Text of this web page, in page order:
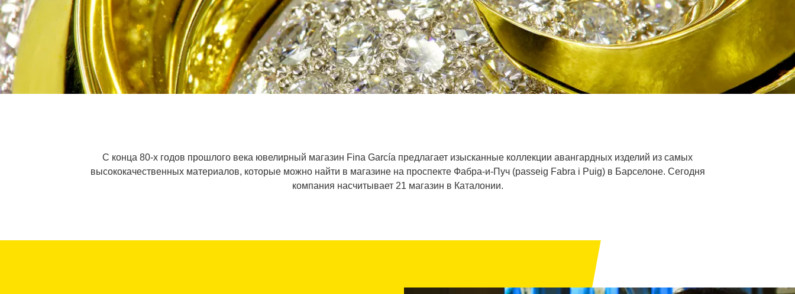
С конца 80-х годов прошлого века ювелирный магазин Fina García предлагает изысканные коллекции авангардных изделий из самых
высококачественных материалов, которые можно найти в магазине на проспекте Фабра-и-Пуч (passeig Fabra i Puig) в Барселоне. Сегодня
компания насчитывает 21 магазин в Каталонии.